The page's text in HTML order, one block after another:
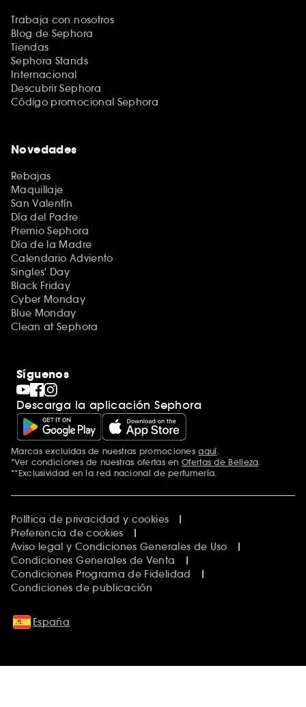
Trabaja con nosotros
Blog de Sephora
Tiendas
Sephora Stands
Internacional
Descubrir Sephora
Código promocional Sephora
Novedades
Rebajas
Maquillaje
San Valentín
Día del Padre
Premio Sephora
Día de la Madre
Calendario Adviento
Singles' Day
Black Friday
Cyber Monday
Blue Monday
Clean at Sephora
Síguenos
Descarga la aplicación Sephora
Marcas excluidas de nuestras promocionesaquí
*Ver condiciones de nuestras ofertas en Ofertas de Belleza
**Exclusividad en la red nacional de perfumería.
Política de privacidad y cookies
Preferencia de cookies
Aviso legal y Condiciones Generales de Uso
Condiciones Generales de Venta
Condiciones Programa de Fidelidad
Condiciones de publicación
España